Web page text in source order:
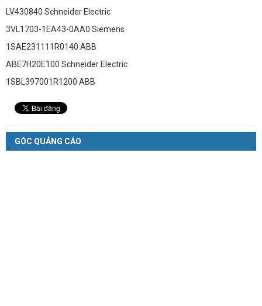
LV430840 Schneider Electric
3VL1703-1EA43-0AA0 Siemens
1SAE231111R0140 ABB
ABE7H20E100 Schneider Electric
1SBL397001R1200 ABB
GÓC QUẢNG CÁO